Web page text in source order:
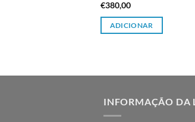
€380,00
ADICIONAR
INFORMAÇÃO DA